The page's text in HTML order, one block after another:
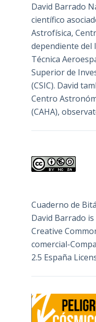
David Barrado
científico
Astrofísica,
dependiente del
Técnica
Superior de
(CSIC). David
Centro
(CAHA),
Cuaderno de
David Barrado
Creative
comercial-
2.5 España